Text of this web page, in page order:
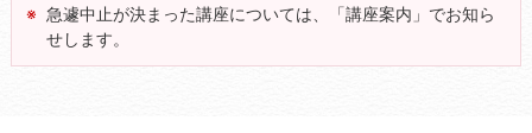
急遽中止が決まった講座については、「講座案内」でお知ら
せします。